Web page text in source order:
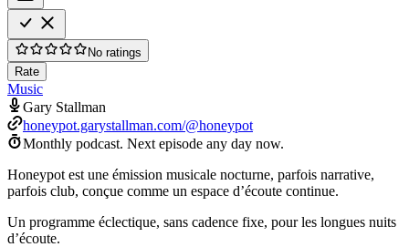
No ratings
Rate
Music
Gary Stallman
honeypot.garystallman.com/@honeypot
Monthly podcast. Next episode any day now.
Honeypot est une émission musicale nocturne, parfois narrative,
parfois club, conçue comme un espace d’écoute continue.
Un programme éclectique, sans cadence fixe, pour les longues nuits
d’écoute.